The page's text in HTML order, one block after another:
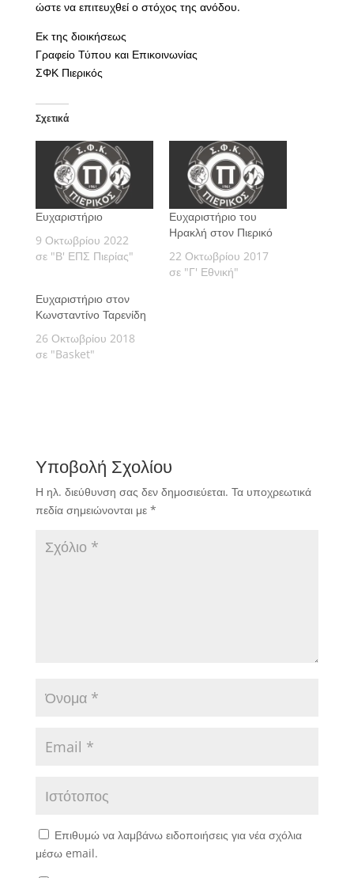
ώστε να επιτευχθεί ο στόχος της ανόδου.
Εκ της διοικήσεως
Γραφείο Τύπου και Επικοινωνίας
ΣΦΚ Πιερικός
Σχετικά
Ευχαριστήριο
9 Οκτωβρίου 2022
σε "Β' ΕΠΣ Πιερίας"
Ευχαριστήριο του
Ηρακλή στον Πιερικό
22 Οκτωβρίου 2017
σε "Γ' Εθνική"
Ευχαριστήριο στον
Κωνσταντίνο Ταρενίδη
26 Οκτωβρίου 2018
σε "Basket"
Υποβολή Σχολίου
Η ηλ. διεύθυνση σας δεν δημοσιεύεται. Τα υποχρεωτικά
πεδία σημειώνονται με *
Επιθυμώ να λαμβάνω ειδοποιήσεις για νέα σχόλια
μέσω email.